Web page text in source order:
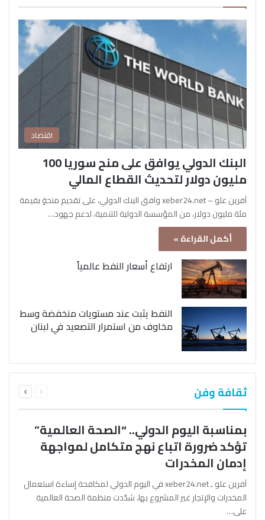
اقتصاد
البنك الدولي يوافق على منح سوريا 100
مليون دولار لتحديث القطاع المالي
آفرين علو – xeber24.net وافق البنك الدولي، على تقديم منحةٍ بقيمة
مئة مليون دولار، من المؤسسة الدولية للتنمية، لدعم جهود…
أكمل القراءة »
ارتفاع أسعار النفط عالمياً
النفط يثبت عند مستويات منخفضة وسط
مخاوف من استمرار التصعيد في لبنان
ثقافة وفن الصفحةالصفحة
بمناسبة اليوم الدولي.. “الصحة العالمية”
تؤكد ضرورة اتباع نهج متكامل لمواجهة
إدمان المخدرات
آفرين علو ـ xeber24.net في اليوم الدولي لمكافحة إساءة استعمال
المخدرات والإتجار غير المشروع بها، شدّدت منظمة الصحة العالمية
على…